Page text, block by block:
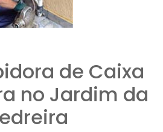
de Caixa
no Jardim da